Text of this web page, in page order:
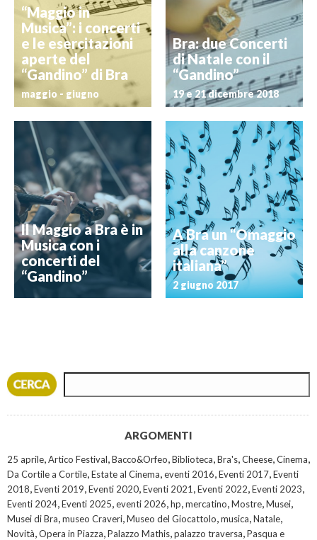
“Maggio in
Musica”: i concerti
e le esercitazioni
aperte del
“Gandino” di Bra
maggio - giugno
Bra: due Concerti
di Natale con il
“Gandino”
19 e 21 dicembre 2018
Il Maggio a Bra è in
Musica con i
concerti del
“Gandino”
A Bra un “Omaggio
alla canzone
italiana”
2 giugno 2017
ARGOMENTI
25 aprile,Artico Festival,Bacco&Orfeo,Biblioteca,Bra's,Cheese,Cinema,
Da Cortile a Cortile,Estate al Cinema,eventi 2016,Eventi 2017,Eventi
2018,Eventi 2019,Eventi 2020,Eventi 2021 ,Eventi 2022,Eventi 2023,
Eventi 2024,Eventi 2025,eventi 2026,hp,mercatino,Mostre,Musei,
Musei di Bra,museo Craveri,Museo del Giocattolo,musica,Natale,
Novità,Opera in Piazza,Palazzo Mathis,palazzo traversa,Pasqua e